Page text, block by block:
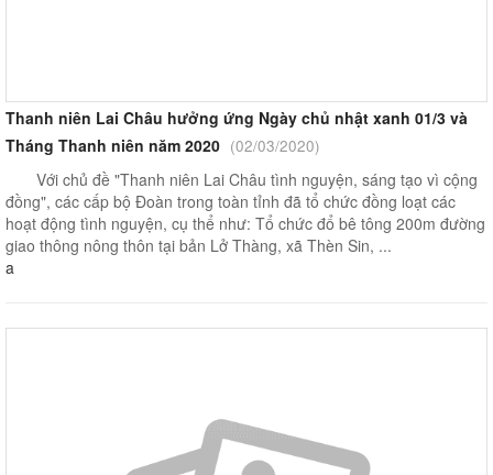
Thanh niên Lai Châu hưởng ứng Ngày chủ nhật xanh 01/3 và
Tháng Thanh niên năm 2020 (02/03/2020)
Với chủ đề "Thanh niên Lai Châu tình nguyện, sáng tạo vì cộng
đồng", các cấp bộ Đoàn trong toàn tỉnh đã tổ chức đồng loạt các
hoạt động tình nguyện, cụ thể như: Tổ chức đổ bê tông 200m đường
giao thông nông thôn tại bản Lở Thàng, xã Thèn Sin, ...
a